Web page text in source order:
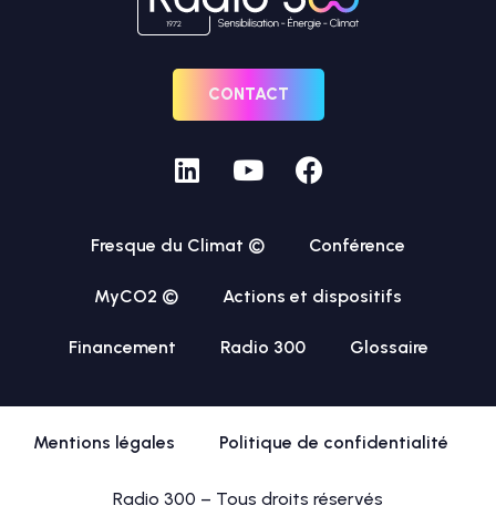
CONTACT
Fresque du Climat © Conférence
MyCO2 © Actions et dispositifs
Financement Radio 300 Glossaire
Mentions légales Politique de confidentialité
Radio 300 – Tous droits réservés